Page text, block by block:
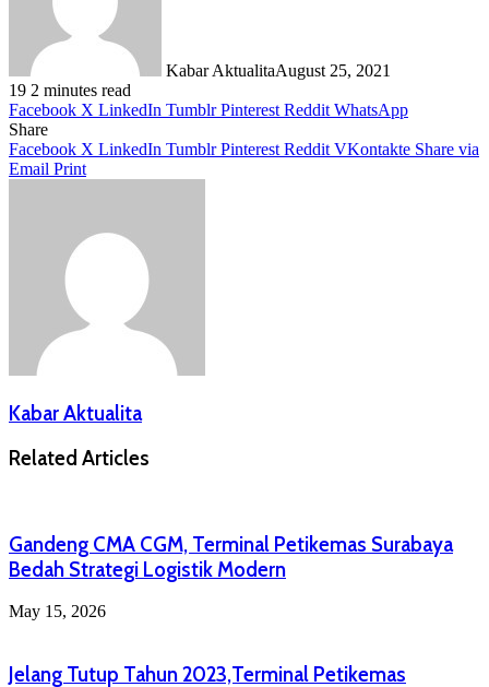
Kabar AktualitaAugust 25, 2021
19 2 minutes read
Facebook X LinkedIn Tumblr Pinterest Reddit WhatsApp
Share
Facebook X LinkedIn Tumblr Pinterest Reddit VKontakte Share via
Email Print
Kabar Aktualita
Related Articles
Gandeng CMA CGM, Terminal Petikemas Surabaya
Bedah Strategi Logistik Modern
May 15, 2026
Jelang Tutup Tahun 2023,Terminal Petikemas